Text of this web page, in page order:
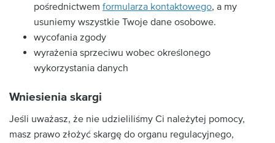
pośrednictwem formularza kontaktowego, a my
usuniemy wszystkie Twoje dane osobowe.
wycofania zgody
wyrażenia sprzeciwu wobec określonego
wykorzystania danych
Wniesienia skargi
Jeśli uważasz, że nie udzieliliśmy Ci należytej pomocy,
masz prawo złożyć skargę do organu regulacyjnego,